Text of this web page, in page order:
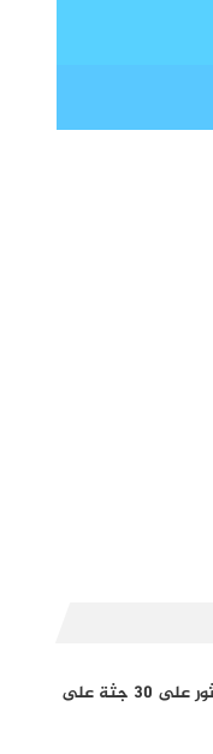
شهود يكشفون تفاصيل العثور على 30 جثة على